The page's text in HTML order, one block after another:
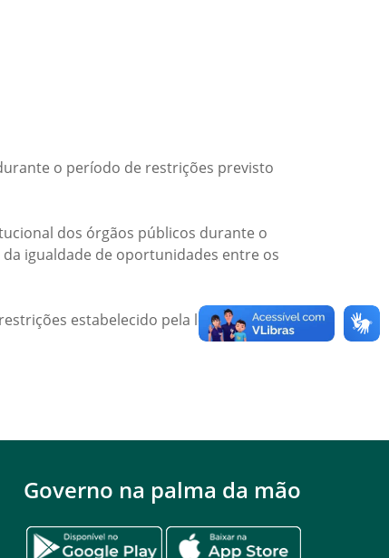
o período de restrições previsto
dos órgãos públicos durante o
igualdade de oportunidades entre os
estabelecido pela legislação
Governo na palma da mão